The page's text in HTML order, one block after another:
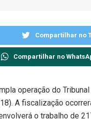
Compartilhar no
Compartilhar no
operação do
A fiscalização
o trabalho de